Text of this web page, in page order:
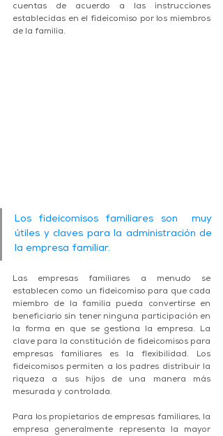
cuentas de acuerdo a las instrucciones
establecidas en el fideicomiso por los miembros
de la familia.
Los fideicomisos familiares son  muy
útiles y claves para la administración de
la empresa familiar.
Las empresas familiares a menudo se
establecen como un fideicomiso para que cada
miembro de la familia pueda convertirse en
beneficiario sin tener ninguna participación en
la forma en que se gestiona la empresa. La
clave para la constitución de fideicomisos para
empresas familiares es la flexibilidad. Los
fideicomisos permiten a los padres distribuir la
riqueza a sus hijos de una manera más
mesurada y controlada.
Para los propietarios de empresas familiares, la
empresa generalmente representa la mayor